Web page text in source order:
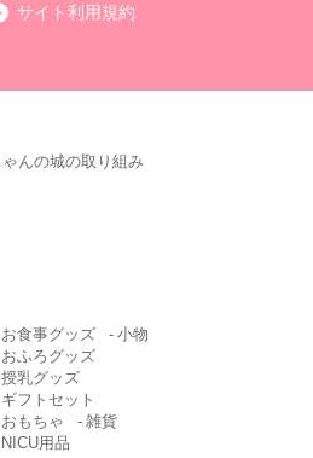
サイト利用規約
んの城の取り組み
お食事グッズ
小物
おふろグッズ
授乳グッズ
ギフトセット
おもちゃ
雑貨
NICU用品